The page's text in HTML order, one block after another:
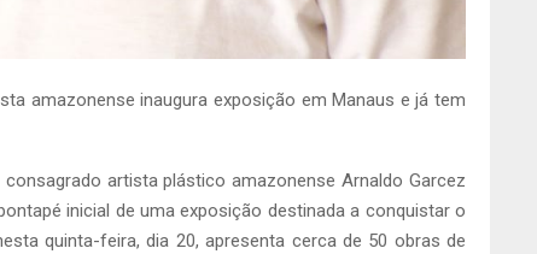
amazonense inaugura exposição em Manaus e já tem
artista plástico amazonense Arnaldo Garcez
inicial de uma exposição destinada a conquistar o
quinta-feira, dia 20, apresenta cerca de 50 obras de